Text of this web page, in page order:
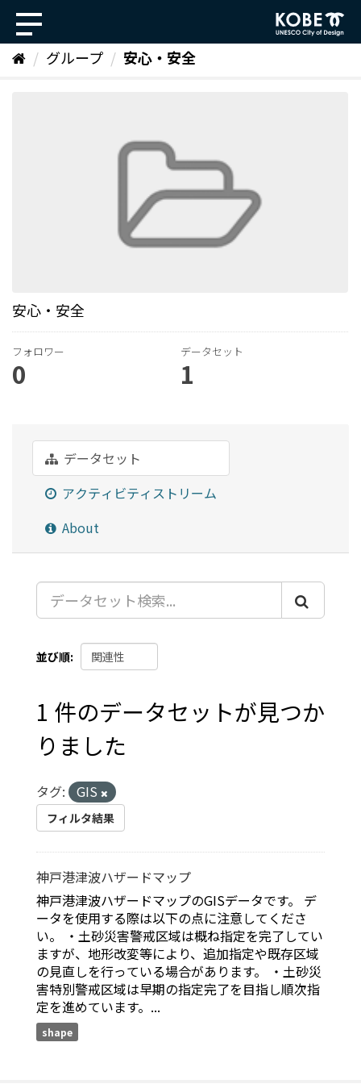
ッ
グループ 安心・安全
安心・安全
フォロワー
0
データセット
1
データセット
アクティビティストリーム
About
並び順
1 件のデータセットが見つか
りました
タグ: GIS
フィルタ結果
神戸港津波ハザードマップ
神戸港津波ハザードマップのGISデータです。 デ
ータを使用する際は以下の点に注意してくださ
い。 ・土砂災害警戒区域は概ね指定を完了してい
ますが、地形改変等により、追加指定や既存区域
の見直しを行っている場合があります。 ・土砂災
害特別警戒区域は早期の指定完了を目指し順次指
定を進めています。...
shape